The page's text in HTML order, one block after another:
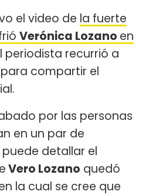
el video de la fuerte
Verónica Lozano en
periodista recurrió a
compartir el
por las personas
en un par de
detallar el
Vero Lozano quedó
la cual se cree que